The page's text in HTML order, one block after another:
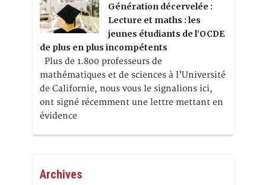
Génération décervelée :
Lecture et maths : les
jeunes étudiants de l’OCDE
de plus en plus incompétents
Plus de 1.800 professeurs de
mathématiques et de sciences à l’Université
de Californie, nous vous le signalions ici,
ont signé récemment une lettre mettant en
évidence
Archives